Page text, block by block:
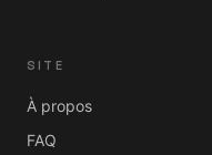
SITE
À propos
FAQ